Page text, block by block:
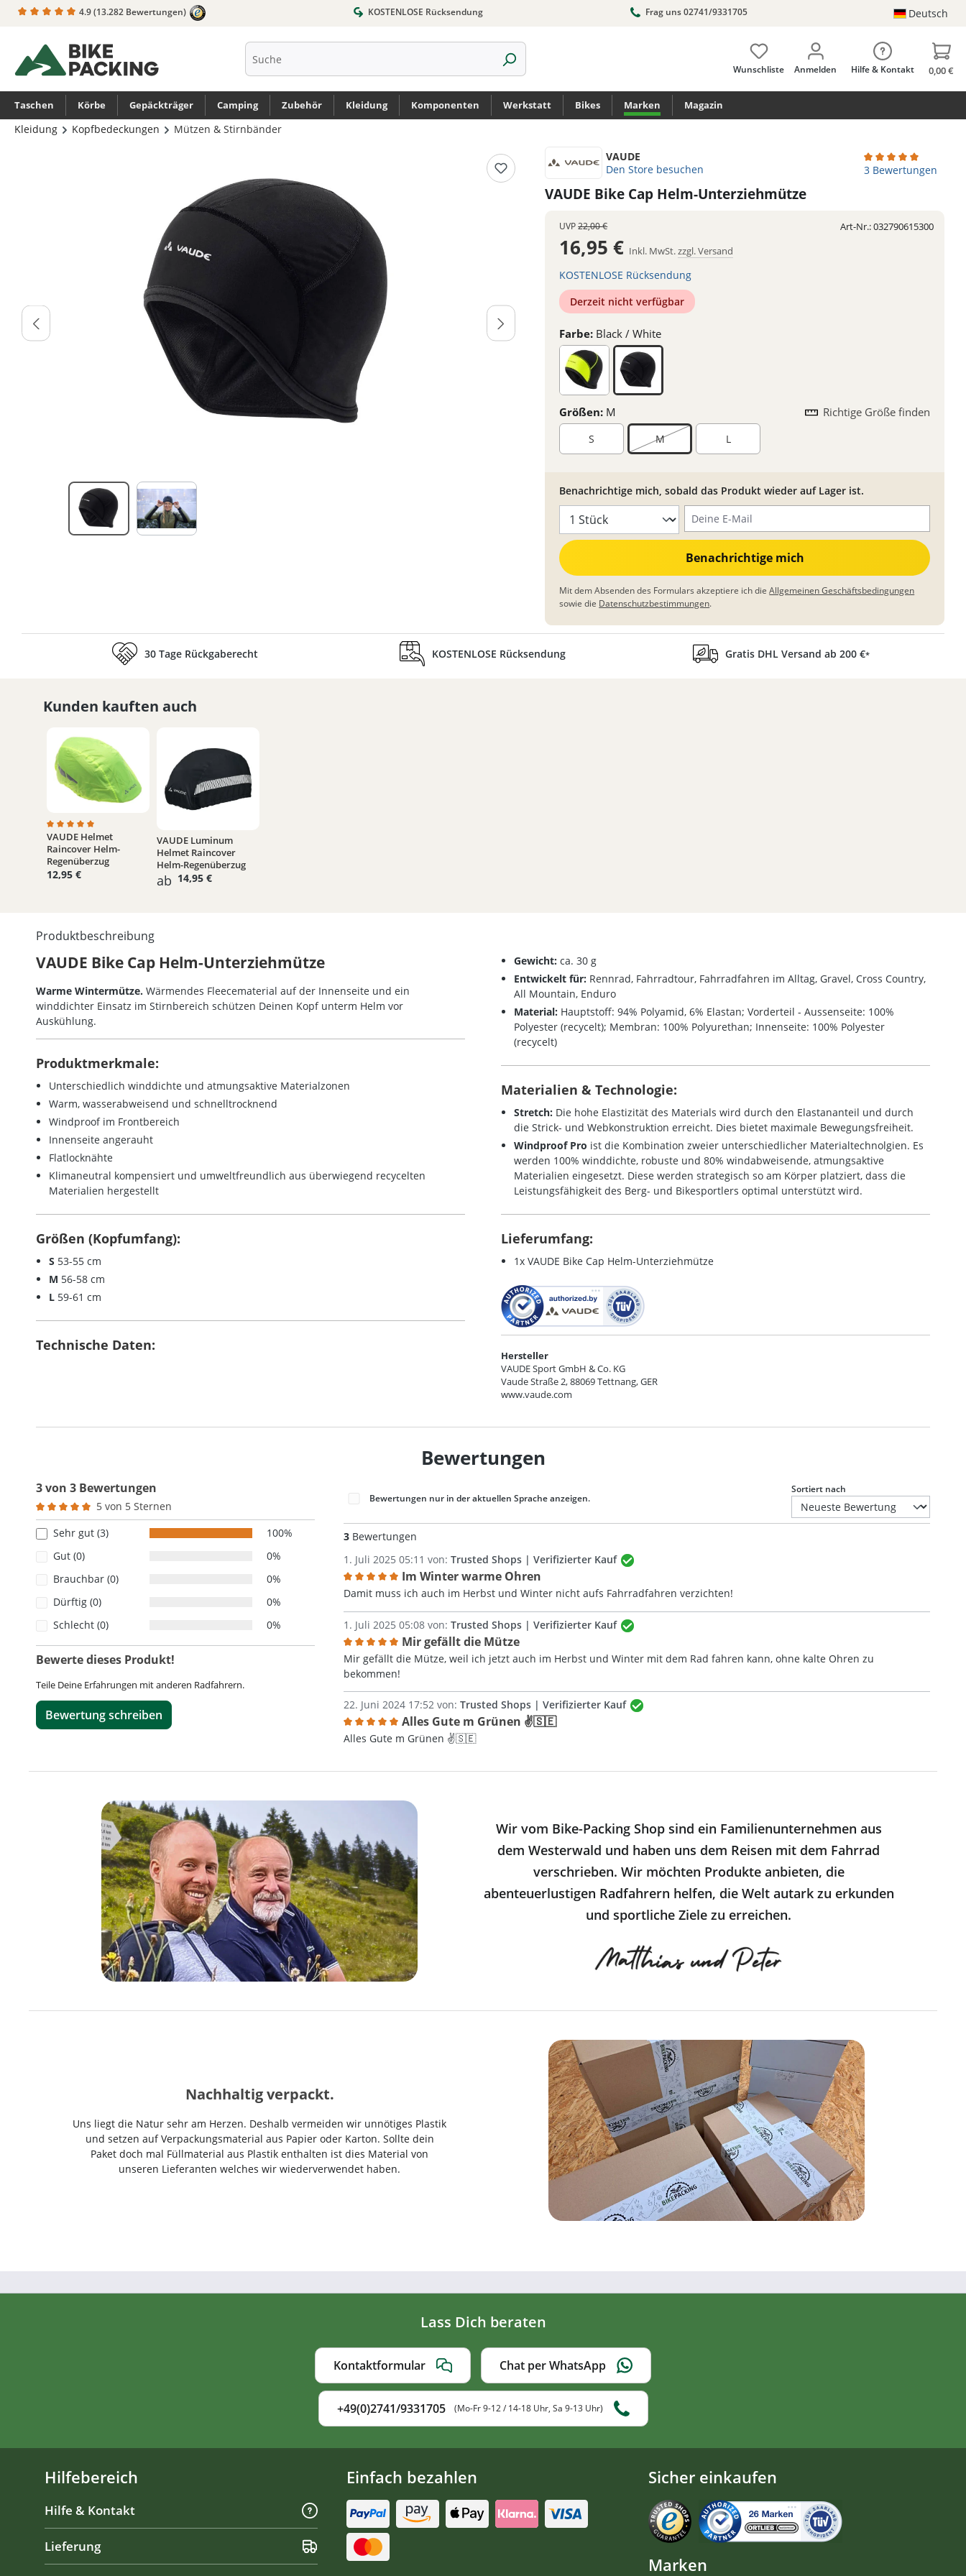
Zur Hauptnavigation springen
4.9(13.282 Bewertungen) KOSTENLOSE Rücksendung Frag uns 02741/9331705 Deutsch
Wunschliste Anmelden Hilfe & Kontakt 0,00 €
Taschen Körbe Gepäckträger Camping Zubehör Kleidung Komponenten Werkstatt Bikes Marken Magazin
Kleidung Kopfbedeckungen
Mützen & Stirnbänder
VAUDE
Den Store besuchen
VAUDE Bike Cap Helm-Unterziehmütze
Durchschnittliche
3 Bewertungen
UVP22,00 €
16,95 € Inkl. MwSt.zzgl. Versand
KOSTENLOSE Rücksendung
Derzeit nicht verfügbar
Farbe: Black / White
Größen: M Richtige Größe finden
S M L
Benachrichtige mich, sobald das Produkt wieder auf Lager ist.
Benachrichtige mich
Mit dem Absenden des Formulars akzeptiere ich dieAllgemeinen Geschäftsbedingungen
sowie die Datenschutzbestimmungen.
Art-Nr.:032790615300
30 Tage Rückgaberecht KOSTENLOSE Rücksendung Gratis DHL Versand ab 200 €*
Kunden kauften auch
Durchschnittliche Bewertung von 5 von 5 Sternen
VAUDE Helmet
Raincover Helm-
Regenüberzug
12,95 €
VAUDE Luminum
Helmet Raincover
Helm-Regenüberzug
ab 14,95 €
Produktbeschreibung
VAUDE Bike Cap Helm-Unterziehmütze
Warme Wintermütze. Wärmendes Fleecematerial auf der Innenseite und ein
winddichter Einsatz im Stirnbereich schützen Deinen Kopf unterm Helm vor
Auskühlung.
Produktmerkmale:
Unterschiedlich winddichte und atmungsaktive Materialzonen
Warm, wasserabweisend und schnelltrocknend
Windproof im Frontbereich
Innenseite angerauht
Flatlocknähte
Klimaneutral kompensiert und umweltfreundlich aus überwiegend recycelten
Materialien hergestellt
Größen (Kopfumfang):
S 53-55 cm
M 56-58 cm
L 59-61 cm
Technische Daten:
Gewicht: ca. 30 g
Entwickelt für: Rennrad, Fahrradtour, Fahrradfahren im Alltag, Gravel, Cross Country,
All Mountain, Enduro
Material: Hauptstoff: 94% Polyamid, 6% Elastan; Vorderteil - Aussenseite: 100%
Polyester (recycelt); Membran: 100% Polyurethan; Innenseite: 100% Polyester
(recycelt)
Materialien & Technologie:
Stretch: Die hohe Elastizität des Materials wird durch den Elastananteil und durch
die Strick- und Webkonstruktion erreicht. Dies bietet maximale Bewegungsfreiheit.
Windproof Pro ist die Kombination zweier unterschiedlicher Materialtechnolgien. Es
werden 100% winddichte, robuste und 80% windabweisende, atmungsaktive
Materialien eingesetzt. Diese werden strategisch so am Körper platziert, dass die
Leistungsfähigkeit des Berg- und Bikesportlers optimal unterstützt wird.
Lieferumfang:
1x VAUDE Bike Cap Helm-Unterziehmütze
Hersteller
VAUDE Sport GmbH & Co. KG
Vaude Straße 2, 88069 Tettnang, GER
www.vaude.com
Bewertungen
3 von 3 Bewertungen
Durchschnittliche Bewertung von 5 von 5 Sternen
5 von 5 Sternen
Sehr gut (3)
100%
Gut (0)
0%
Brauchbar (0)
0%
Dürftig (0)
0%
Schlecht (0)
0%
Bewerte dieses Produkt!
Teile Deine Erfahrungen mit anderen Radfahrern.
Bewertung schreiben
Bewertungen nur in der aktuellen Sprache anzeigen.
Sortiert nach
3 Bewertungen
1. Juli 2025 05:11 von: Trusted Shops | Verifizierter Kauf
Bewertung mit 5 von 5 Sternen
Im Winter warme Ohren
Damit muss ich auch im Herbst und Winter nicht aufs Fahrradfahren verzichten!
1. Juli 2025 05:08 von: Trusted Shops | Verifizierter Kauf
Bewertung mit 5 von 5 Sternen
Mir gefällt die Mütze
Mir gefällt die Mütze, weil ich jetzt auch im Herbst und Winter mit dem Rad fahren kann, ohne kalte Ohren zu
bekommen!
22. Juni 2024 17:52 von: Trusted Shops | Verifizierter Kauf
Bewertung mit 5 von 5 Sternen
Alles Gute m Grünen ✌️🇸🇪
Alles Gute m Grünen ✌️🇸🇪
Wir vom Bike-Packing Shop sind ein Familienunternehmen aus
dem Westerwald und haben uns dem Reisen mit dem Fahrrad
verschrieben. Wir möchten Produkte anbieten, die
abenteuerlustigen Radfahrern helfen, die Welt autark zu erkunden
und sportliche Ziele zu erreichen.
Nachhaltig verpackt.
Uns liegt die Natur sehr am Herzen. Deshalb vermeiden wir unnötiges Plastik
und setzen auf Verpackungsmaterial aus Papier oder Karton. Sollte dein
Paket doch mal Füllmaterial aus Plastik enthalten ist dies Material von
unseren Lieferanten welches wir wiederverwendet haben.
Lass Dich beraten
Kontaktformular Chat per WhatsApp
+49(0)2741/9331705 (Mo-Fr 9-12 / 14-18 Uhr, Sa 9-13 Uhr)
Hilfebereich
Hilfe & Kontakt
Lieferung
Einfach bezahlen Sicher einkaufen
Marken